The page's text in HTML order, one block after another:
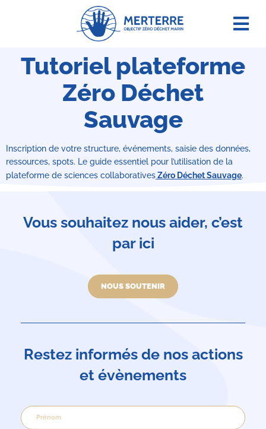
Tutoriel plateforme
Zéro Déchet
Sauvage
Inscription de votre structure, événements, saisie des données,
ressources, spots. Le guide essentiel pour l’utilisation de la
plateforme de sciences collaborativesZéro Déchet Sauvage.
Vous souhaitez nous aider, c’est
par ici
NOUS SOUTENIR
Restez informés de nos actions
et évènements